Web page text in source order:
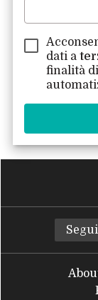
dati a
finalità